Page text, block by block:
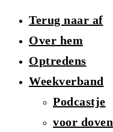
Terug naar af
Over hem
Optredens
Weekverband
Podcastje
voor doven